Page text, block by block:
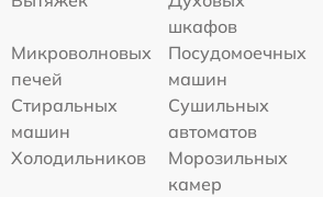
шкафов
Микроволновых
печей
Посудомоечных
машин
Стиральных
машин
Сушильных
автоматов
Холодильников
Морозильных
камер